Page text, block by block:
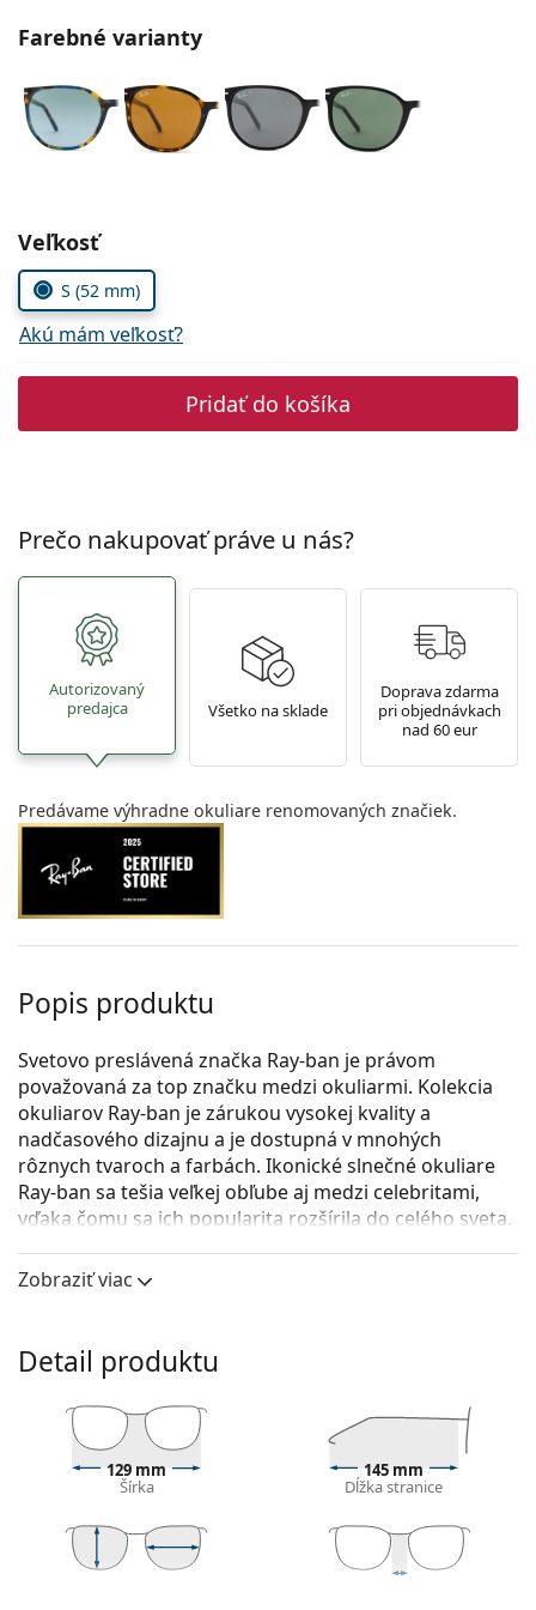
Všetky značky
Farebné varianty
Zvoľte parametre
Veľkosť
S (52 mm)
Akú mám veľkosť?
Pridať do košíka
Prečo nakupovať práve u nás?
Autorizovaný
predajca
Všetko na sklade
Doprava zdarma
pri objednávkach
nad 60 eur
Predávame výhradne okuliare renomovaných značiek.
Popis produktu
Svetovo preslávená značka Ray-ban je právom
považovaná za top značku medzi okuliarmi. Kolekcia
okuliarov Ray-ban je zárukou vysokej kvality a
nadčasového dizajnu a je dostupná v mnohých
rôznych tvaroch a farbách. Ikonické slnečné okuliare
Ray-ban sa tešia veľkej obľube aj medzi celebritami,
vďaka čomu sa ich popularita rozšírila do celého sveta.
Ray-Ban Elliot RB2197 13563M 52sú unisex slnečné
okuliare.
pomocou funkcie virtuálnej skúšky.
Modré šošovky zvyšujú kontrast a minimalizujú
odrazy svetla. Tenistom šošovky pomáhajú zvýrazniť
farebný kontrast loptičky na rôznych pozadiach.
voľbou, ak máte okrúhly, oválny alebo
trojuholníkový typ tváre.
Zobraziť viac
Detail produktu
129 mm
Šírka
145 mm
Dĺžka stranice